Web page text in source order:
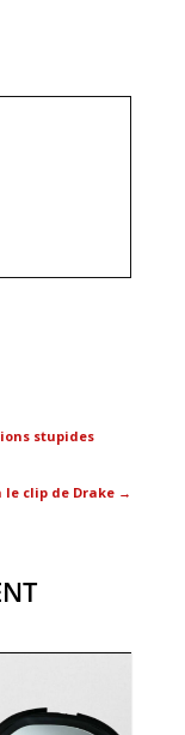
stupides
le clip de Drake →